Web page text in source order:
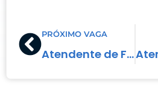
Prev
PRÓXIMO VAGA
Atendente de Fast Food